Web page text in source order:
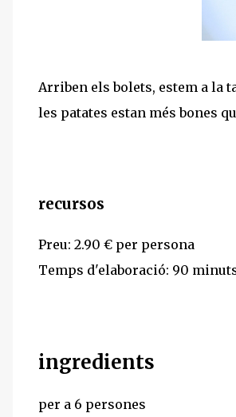
Arriben els bolets, estem a la
les patates estan més bones
recursos
Preu: 2.90 € per persona
Temps d'elaboració: 90
ingredients
per a 6 persones